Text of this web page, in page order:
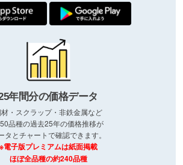
年間分の価格データ
・スクラップ・非鉄金属など
品種の過去25年の価格推移が
タとチャートで確認できます。
※電子版プレミアムは紙面掲載
ほぼ全品種の約240品種